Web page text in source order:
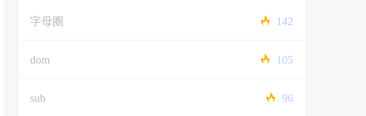
字母圈 142
dom 105
sub 96